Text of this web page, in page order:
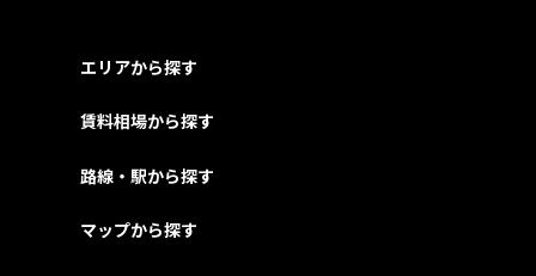
エリアから探す
賃料相場から探す
路線・駅から探す
マップから探す